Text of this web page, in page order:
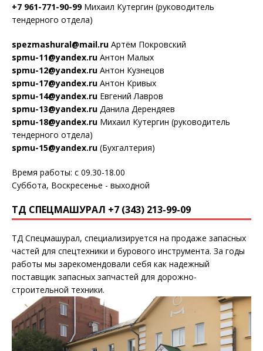
+7 961-771-90-99Михаил Кутергин (руководитель
тендерного отдела)
spezmashural@mail.ru Артём Покровский
spmu-11@yandex.ru Антон Малых
spmu-12@yandex.ru Антон Кузнецов
spmu-17@yandex.ru Антон Кривых
spmu-14@yandex.ru Евгений Лавров
spmu-13@yandex.ru Данила Дерендяев
spmu-18@yandex.ru Михаил Кутергин (руководитель
тендерного отдела)
spmu-15@yandex.ru (Бухгалтерия)
Время работы: с 09.30-18.00
Суббота, Воскресенье - выходной
ТД СПЕЦМАШУРАЛ +7 (343) 213-99-09
ТД Спецмашурал, специализируется на продаже запасных
частей для спецтехники и бурового инструмента. За годы
работы мы зарекомендовали себя как надежный
поставщик запасных запчастей для дорожно-
строительной техники.